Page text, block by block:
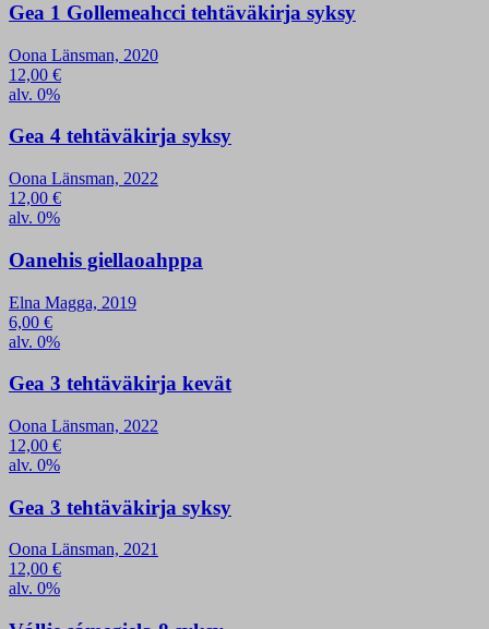
Gea 1 Gollemeahcci tehtäväkirja syksy
Oona Länsman, 2020
12,00 €
alv. 0%
Gea 4 tehtäväkirja syksy
Oona Länsman, 2022
12,00 €
alv. 0%
Oanehis giellaoahppa
Elna Magga, 2019
6,00 €
alv. 0%
Gea 3 tehtäväkirja kevät
Oona Länsman, 2022
12,00 €
alv. 0%
Gea 3 tehtäväkirja syksy
Oona Länsman, 2021
12,00 €
alv. 0%